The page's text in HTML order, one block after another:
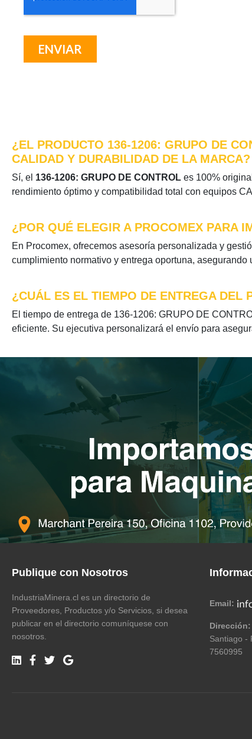
¿EL PRODUCTO 136-1206: GRUPO DE
CALIDAD Y DURABILIDAD DE LA MARCA?
Sí, el 136-1206: GRUPO DE CONTROL es 100%
rendimiento óptimo y compatibilidad total con equipos
¿POR QUÉ ELEGIR A PROCOMEX PARA
En Procomex, ofrecemos asesoría personalizada y
cumplimiento normativo y entrega oportuna,
¿CUÁL ES EL TIEMPO DE ENTREGA DEL
El tiempo de entrega de 136-1206: GRUPO DE
eficiente. Su ejecutiva personalizará el envío para
Publique con Nosotros
IndustriaMinera.cl es un directorio de
Proveedores, Productos y/o Servicios, si desea
publicar en el directorio comuníquese con
nosotros.
Email:
Dirección:
Santiago -
7560995